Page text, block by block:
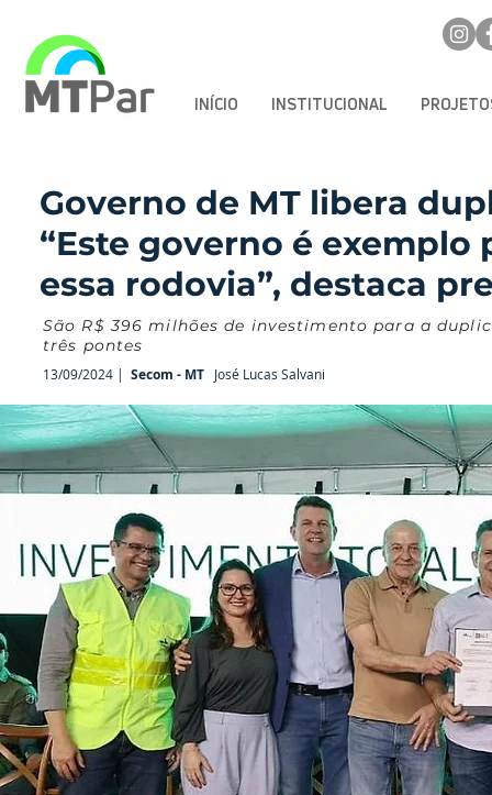
INÍCIO INSTITUCIONAL
São R$ 396 milhões de investimento para a
três pontes
13/09/2024 | Secom - MT José Lucas Salvani
Governo de MT libera
“Este governo é
essa rodovia”, destaca